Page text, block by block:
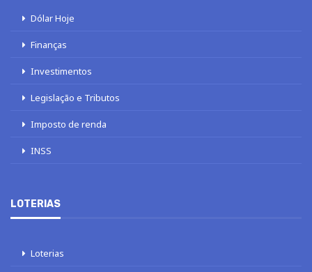
Dólar Hoje
Finanças
Investimentos
Legislação e Tributos
Imposto de renda
INSS
LOTERIAS
Loterias